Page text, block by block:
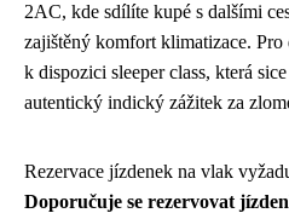
2AC, kde sdílíte kupé s dalšími
zajištěný komfort klimatizace. Pro
k dispozici sleeper class, která
autentický indický zážitek za
Rezervace jízdenek na vlak
Doporučuje se rezervovat